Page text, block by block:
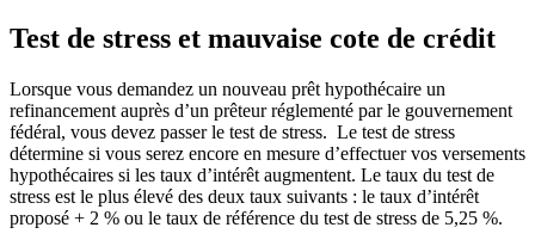
Test de stress et mauvaise cote de crédit
Lorsque vous demandez un nouveau prêt hypothécaire un
refinancement auprès d’un prêteur réglementé par le gouvernement
fédéral, vous devez passer le test de stress. Le test de stress
détermine si vous serez encore en mesure d’effectuer vos versements
hypothécaires si les taux d’intérêt augmentent. Le taux du test de
stress est le plus élevé des deux taux suivants : le taux d’intérêt
proposé + 2 % ou le taux de référence du test de stress de 5,25 %.